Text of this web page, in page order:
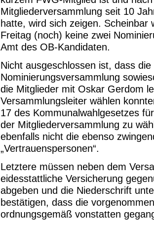
Mitgliederversammlung seit 10
hatte, wird sich zeigen. Scheinbar
Freitag (noch) keine zwei
Amt des OB-Kandidaten.
Nicht ausgeschlossen ist, dass
Nominierungsversammlung
die Mitglieder mit Oskar Gerdom
Versammlungsleiter wählen
17 des Kommunalwahlgesetzes
der Mitgliederversammlung zu
ebenfalls nicht die ebenso
„Vertrauenspersonen“.
Letztere müssen neben dem
eidesstattliche Versicherung
abgeben und die Niederschrift
bestätigen, dass die
ordnungsgemäß vonstatten